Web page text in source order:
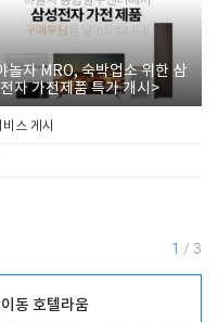
놀자 MRO, 숙박업소 위한 삼
자 가전제품 특가 개시>
스 게시
1 / 3
동 호텔라움